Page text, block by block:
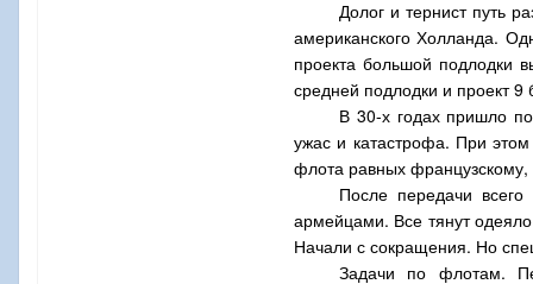
Долог и тернист путь
американского Холланда.
проекта большой подлодки
средней подлодки и проект
В 30-х годах пришло
ужас и катастрофа. При
флота равных
После передачи
армейцами. Все тянут
Начали с сокращения. Но
Задачи по флотам.